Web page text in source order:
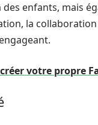
enfants, mais
la
votre propre